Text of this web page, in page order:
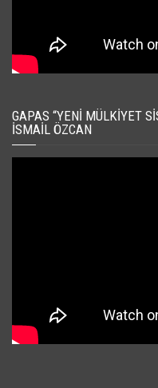
GAPAS “YENI MÜLKIYET
İSMAIL ÖZCAN